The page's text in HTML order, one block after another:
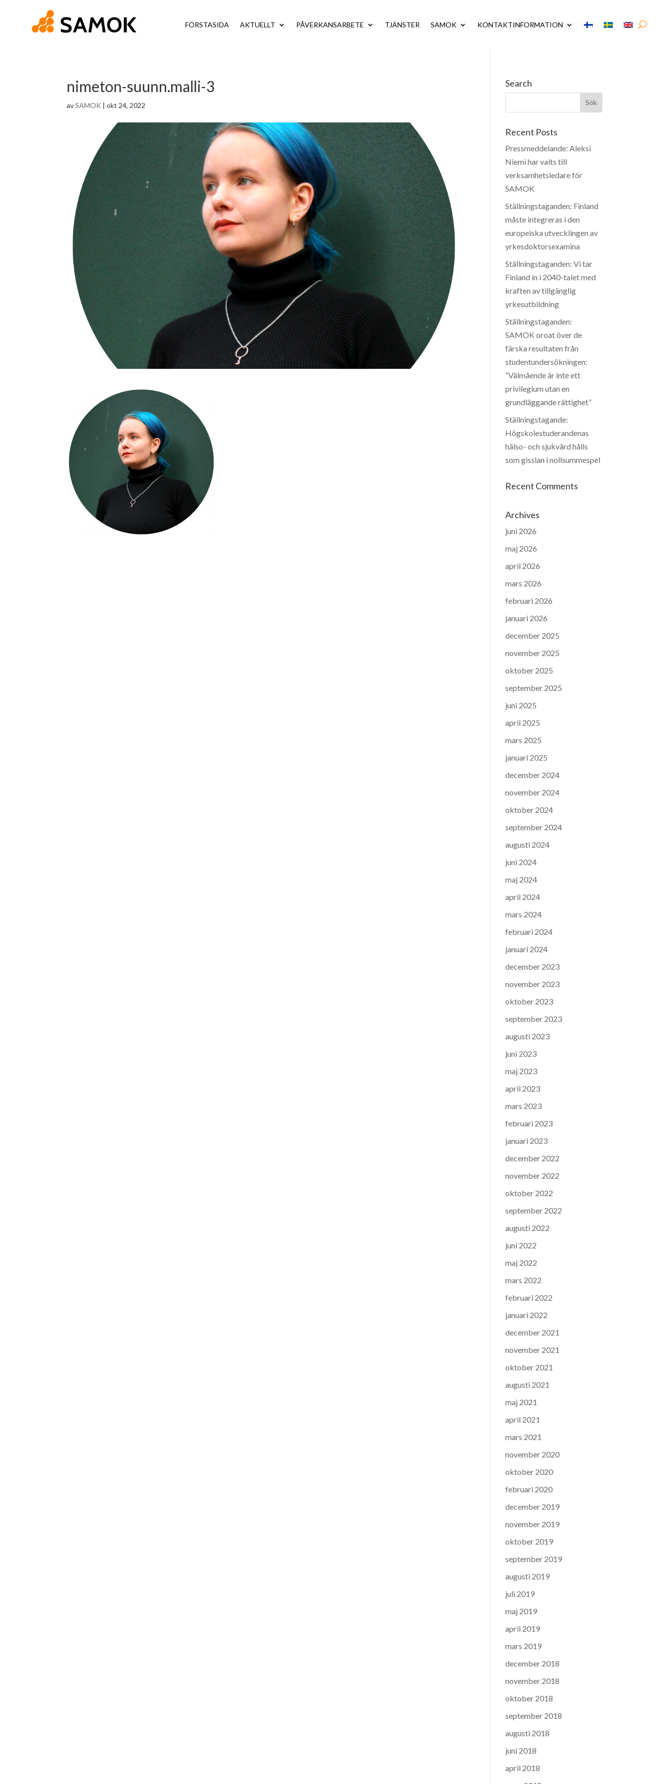
FÖRSTASIDA AKTUELLT PÅVERKANSARBETE TJÄNSTER SAMOK KONTAKTINFORMATION
nimeton-suunn.malli-3
avSAMOK |okt 24, 2022
Search
Recent Posts
Pressmeddelande: Aleksi
Niemi har valts till
verksamhetsledare för
SAMOK
Ställningstaganden: Finland
måste integreras i den
europeiska utvecklingen av
yrkesdoktorsexamina
Ställningstaganden: Vi tar
Finland in i 2040-talet med
kraften av tillgänglig
yrkesutbildning
Ställningstaganden:
SAMOK oroat över de
färska resultaten från
studentundersökningen:
”Välmående är inte ett
privilegium utan en
grundläggande rättighet”
Ställningstagande:
Högskolestuderandenas
hälso- och sjukvård hålls
som gisslan i nollsummespel
Recent Comments
Archives
juni 2026
maj 2026
april 2026
mars 2026
februari 2026
januari 2026
december 2025
november 2025
oktober 2025
september 2025
juni 2025
april 2025
mars 2025
januari 2025
december 2024
november 2024
oktober 2024
september 2024
augusti 2024
juni 2024
maj 2024
april 2024
mars 2024
februari 2024
januari 2024
december 2023
november 2023
oktober 2023
september 2023
augusti 2023
juni 2023
maj 2023
april 2023
mars 2023
februari 2023
januari 2023
december 2022
november 2022
oktober 2022
september 2022
augusti 2022
juni 2022
maj 2022
mars 2022
februari 2022
januari 2022
december 2021
november 2021
oktober 2021
augusti 2021
maj 2021
april 2021
mars 2021
november 2020
oktober 2020
februari 2020
december 2019
november 2019
oktober 2019
september 2019
augusti 2019
juli 2019
maj 2019
april 2019
mars 2019
december 2018
november 2018
oktober 2018
september 2018
augusti 2018
juni 2018
april 2018